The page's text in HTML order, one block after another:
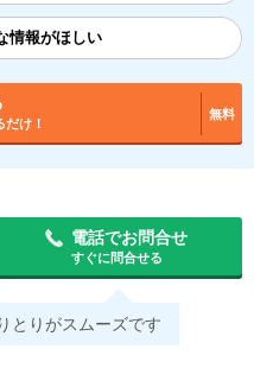
情報がほしい
け！
無料
電話でお問合せ
すぐに問合せる
とりがスムーズです